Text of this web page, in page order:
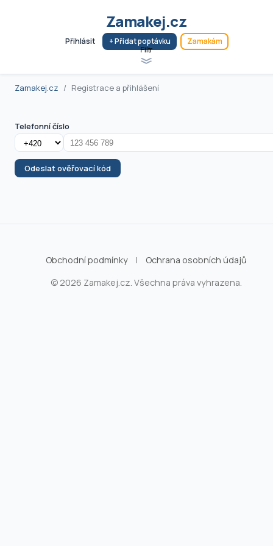
Zamakej.cz
Přihlásit + Přidat poptávku Zamakám
Filtr
Zamakej.cz Registrace a přihlášení
Telefonní číslo
Odeslat ověřovací kód
Obchodní podmínky |
Ochrana osobních údajů
© 2026 Zamakej.cz. Všechna práva vyhrazena.